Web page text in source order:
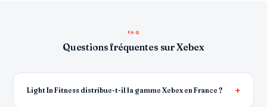
FAQ
Questions fréquentes sur Xebex
Light In Fitness distribue-t-il la gamme Xebex en France ?